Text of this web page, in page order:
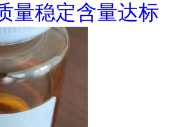
量稳定含量达标